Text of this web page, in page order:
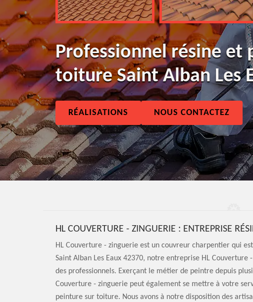
Professionnel résine et
toiture Saint Alban Les
RÉALISATIONS NOUS CONTACTEZ
HL COUVERTURE - ZINGUERIE : ENTREPRISE
HL Couverture - zinguerie est un couvreur charpentier qui
Saint Alban Les Eaux 42370, notre entreprise HL
des professionnels. Exerçant le métier de peintre depuis
Couverture - zinguerie peut également se mettre à votre
peinture sur toiture. Nous avons à notre disposition des